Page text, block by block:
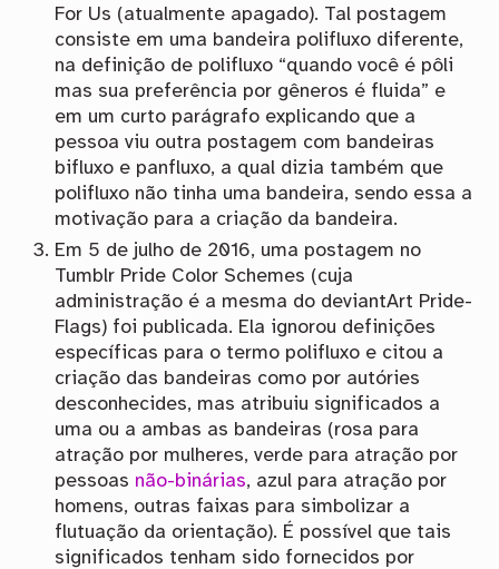
For Us (atualmente apagado). Tal postagem
consiste em uma bandeira polifluxo diferente,
na definição de polifluxo “quando você é pôli
mas sua preferência por gêneros é fluida” e
em um curto parágrafo explicando que a
pessoa viu outra postagem com bandeiras
bifluxo e panfluxo, a qual dizia também que
polifluxo não tinha uma bandeira, sendo essa a
motivação para a criação da bandeira.
Em 5 de julho de 2016, uma postagem no
Tumblr Pride Color Schemes (cuja
administração é a mesma do deviantArt Pride-
Flags) foi publicada. Ela ignorou definições
específicas para o termo polifluxo e citou a
criação das bandeiras como por autóries
desconhecides, mas atribuiu significados a
uma ou a ambas as bandeiras (rosa para
atração por mulheres, verde para atração por
pessoas não-binárias, azul para atração por
homens, outras faixas para simbolizar a
flutuação da orientação). É possível que tais
significados tenham sido fornecidos por